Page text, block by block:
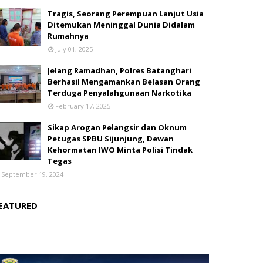
Tragis, Seorang Perempuan Lanjut Usia
Ditemukan Meninggal Dunia Didalam
Rumahnya
July 01, 2025
Jelang Ramadhan, Polres Batanghari
Berhasil Mengamankan Belasan Orang
Terduga Penyalahgunaan Narkotika
February 17, 2025
Sikap Arogan Pelangsir dan Oknum
Petugas SPBU Sijunjung, Dewan
Kehormatan IWO Minta Polisi Tindak
Tegas
September 19, 2024